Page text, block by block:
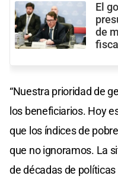
El
de
“Nuestra prioridad de
los beneficiarios. Hoy
que los índices de
que no ignoramos. La
de décadas de